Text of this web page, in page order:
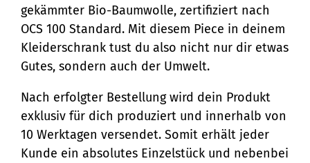
gekämmter Bio-Baumwolle, zertifiziert nach
OCS 100 Standard. Mit diesem Piece in deinem
Kleiderschrank tust du also nicht nur dir etwas
Gutes, sondern auch der Umwelt.
Nach erfolgter Bestellung wird dein Produkt
exklusiv für dich produziert und innerhalb von
10 Werktagen versendet. Somit erhält jeder
Kunde ein absolutes Einzelstück und nebenbei